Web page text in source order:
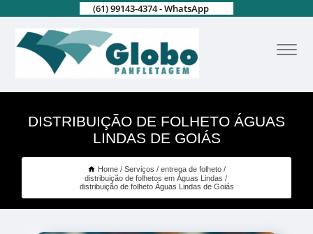
(61) 99143-4374 - WhatsApp
DISTRIBUIÇÃO DE FOLHETO ÁGUAS
LINDAS DE GOIÁS
Home Serviços
entrega de folheto
distribuição de folhetos em Águas Lindas
distribuição de folheto Águas Lindas de Goiás